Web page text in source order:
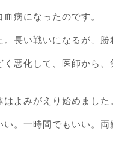
病になったのです。
長い戦いになるが、勝
く悪化して、医師から
よみがえり始めました
。一時間でもいい。両